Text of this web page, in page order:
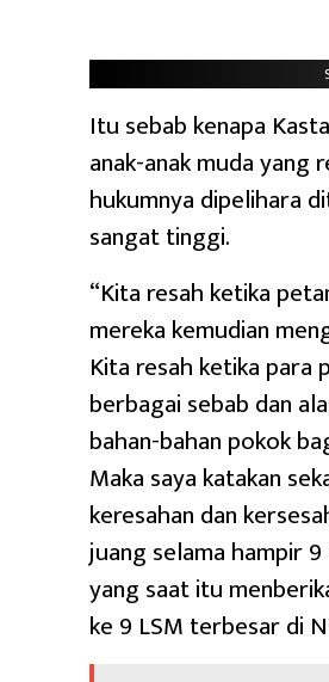
Itu sebab kenapa
anak-anak muda yang
hukumnya dipelihara
sangat tinggi.
“Kita resah ketika
mereka kemudian
Kita resah ketika para
berbagai sebab dan
bahan-bahan pokok
Maka saya katakan
keresahan dan
juang selama hampir
yang saat itu
ke 9 LSM terbesar di